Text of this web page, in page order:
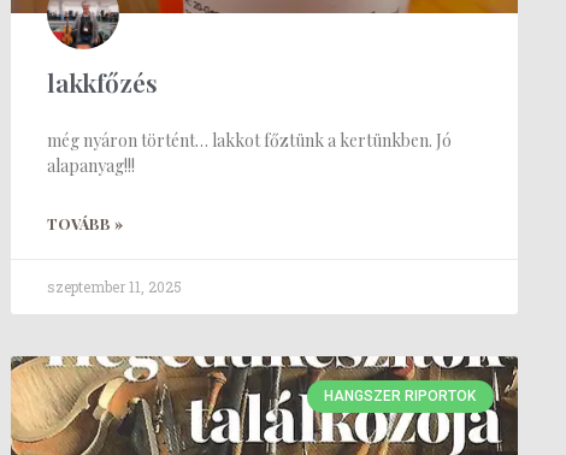
lakkfőzés
még nyáron történt… lakkot főztünk a kertünkben. Jó
alapanyag!!!
TOVÁBB »
szeptember 11, 2025
HANGSZER RIPORTOK